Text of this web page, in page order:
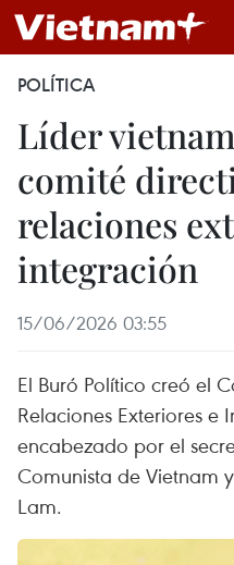
POLÍTICA
Líder
comité
relaciones
integración
15/06/2026 03:55
El Buró Político creó el
Relaciones Exteriores
encabezado por el
Comunista de Vietnam
Lam.